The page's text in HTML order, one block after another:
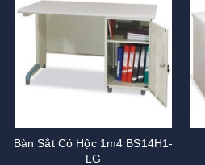
Bàn Sắt Có Hộc 1m4 BS14H1-
LG